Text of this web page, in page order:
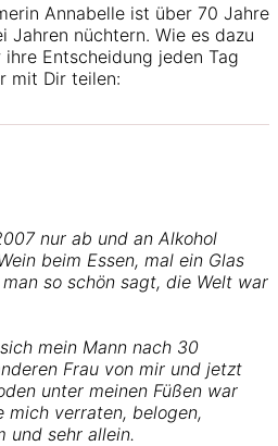
Annabelle ist über 70 Jahre
nüchtern. Wie es dazu
Entscheidung jeden Tag
mit Dir teilen:
nur ab und an Alkohol
beim Essen, mal ein Glas
so schön sagt, die Welt war
mein Mann nach 30
Frau von mir und jetzt
unter meinen Füßen war
mich verraten, belogen,
und sehr allein.